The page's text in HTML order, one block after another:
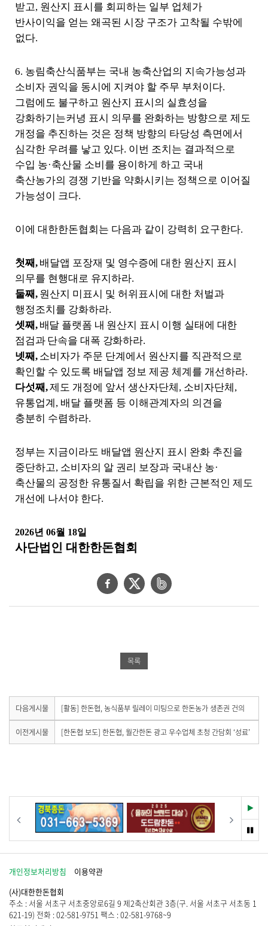
받고, 원산지 표시를 회피하는 일부 업체가
반사이익을 얻는 왜곡된 시장 구조가 고착될 수밖에
없다.
6. 농림축산식품부는 국내 농축산업의 지속가능성과
소비자 권익을 동시에 지켜야 할 주무 부처이다.
그럼에도 불구하고 원산지 표시의 실효성을
강화하기는커녕 표시 의무를 완화하는 방향으로 제도
개정을 추진하는 것은 정책 방향의 타당성 측면에서
심각한 우려를 낳고 있다. 이번 조치는 결과적으로
수입 농·축산물 소비를 용이하게 하고 국내
축산농가의 경쟁 기반을 약화시키는 정책으로 이어질
가능성이 크다.
이에 대한한돈협회는 다음과 같이 강력히 요구한다.
첫째, 배달앱 포장재 및 영수증에 대한 원산지 표시
의무를 현행대로 유지하라.
둘째, 원산지 미표시 및 허위표시에 대한 처벌과
행정조치를 강화하라.
셋째, 배달 플랫폼 내 원산지 표시 이행 실태에 대한
점검과 단속을 대폭 강화하라.
넷째, 소비자가 주문 단계에서 원산지를 직관적으로
확인할 수 있도록 배달앱 정보 제공 체계를 개선하라.
다섯째,제도 개정에 앞서 생산자단체 , 소비자단체 ,
유통업계 , 배달 플랫폼 등 이해관계자의 의견을
충분히 수렴하라.
정부는 지금이라도 배달앱 원산지 표시 완화 추진을
중단하고, 소비자의 알 권리 보장과 국내산 농·
축산물의 공정한 유통질서 확립을 위한 근본적인 제도
개선에 나서야 한다.
2026년 06월 18일
사단법인 대한한돈협회
페
기
트
유
하
네
하
기
목록
다음게시물
다
음
게
시
니
다
.
[활동] 한돈협, 농식품부 릴레이 미팅으로 한돈농가 생존권 건의
이전게시물
이
전
없
습
니
다
.
[한돈협 보도] 한돈협, 월간한돈 광고 우수업체 초청 간담회 ‘성료’
재
생
멈
춤
개인정보처리방침
이용약관
(사)대한한돈협회
주소 : 서울 서초구 서초중앙로6길 9 제2축산회관 3층(구. 서울 서초구 서초동 1
621-19) 전화 : 02-581-9751 팩스 : 02-581-9768~9